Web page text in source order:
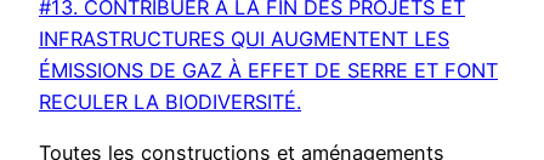
#13. CONTRIBUER À LA FIN DES PROJETS ET
INFRASTRUCTURES QUI AUGMENTENT LES
ÉMISSIONS DE GAZ À EFFET DE SERRE ET FONT
RECULER LA BIODIVERSITÉ.
Toutes les constructions et aménagements